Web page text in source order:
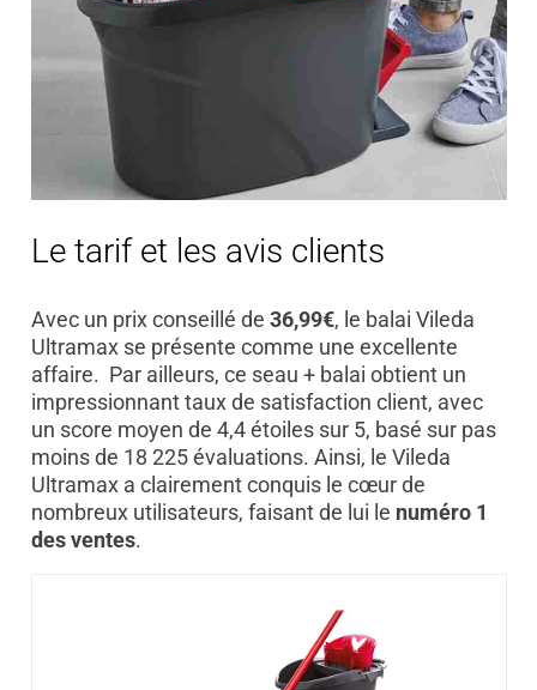
Le tarif et les avis clients
Avec un prix conseillé de 36,99€, le balai Vileda
Ultramax se présente comme une excellente
affaire. Par ailleurs, ce seau + balai obtient un
impressionnant taux de satisfaction client, avec
un score moyen de 4,4 étoiles sur 5, basé sur pas
moins de 18 225 évaluations. Ainsi, le Vileda
Ultramax a clairement conquis le cœur de
nombreux utilisateurs, faisant de lui le numéro 1
des ventes.